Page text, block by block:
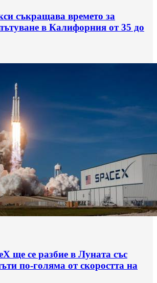
съкращава времето за
в Калифорния от 35 до
ще се разбие в Луната със
по-голяма от скоростта на